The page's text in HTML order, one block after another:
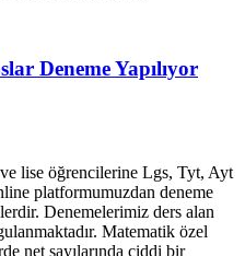
Deneme Yapılıyor
lise öğrencilerine Lgs, Tyt, Ayt
platformumuzdan deneme
Denemelerimiz ders alan
Matematik özel
net sayılarında ciddi bir